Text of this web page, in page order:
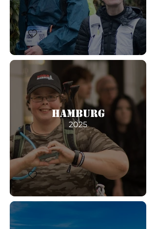
Hamburg
2025